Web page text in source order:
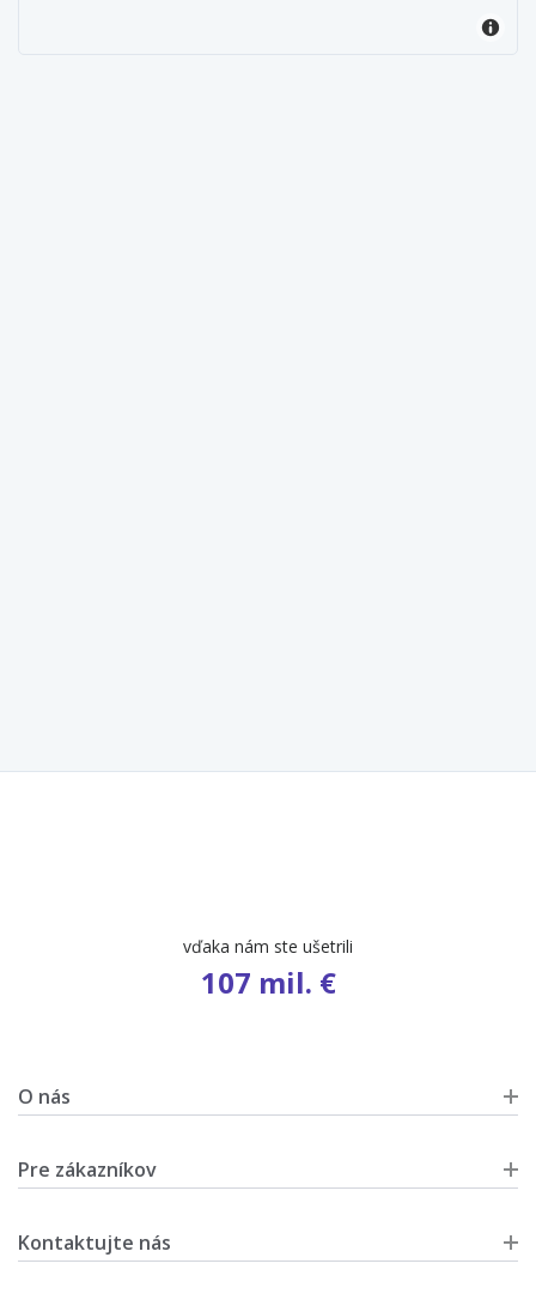
vďaka nám ste ušetrili
107 mil. €
O nás
Pre zákazníkov
Kontaktujte nás